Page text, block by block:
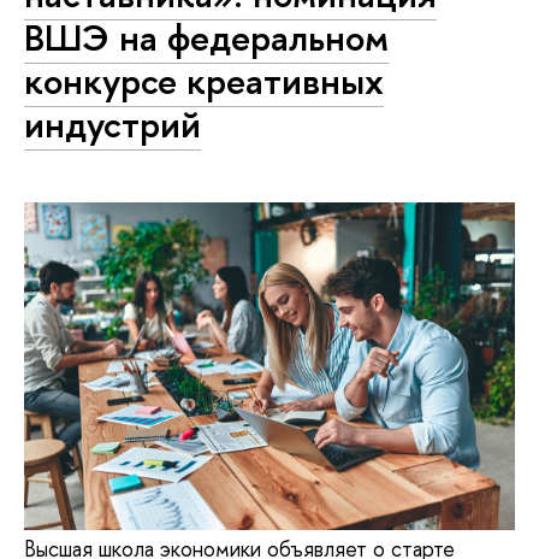
ВШЭ на федеральном
конкурсе креативных
индустрий
Высшая школа экономики объявляет о старте